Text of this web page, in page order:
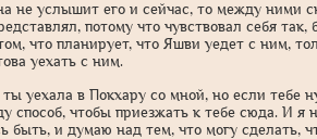
не услышит его и сейчас, то между ними
потому что чувствовал себя
что планирует, что Яшви уедет с ним,
уехать с ним.
уехала в Покхару со мной, но если тебе
способ, чтобы приезжать к тебе сюда. И
быть, и думаю над тем, что могу сделать,